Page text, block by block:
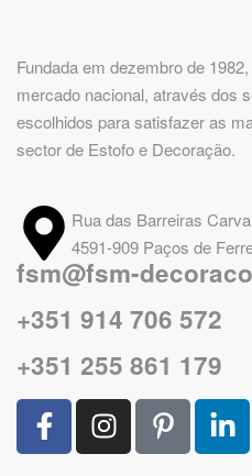
Fundada em dezembro de
mercado nacional, através dos
escolhidos para satisfazer as
sector de Estofo e Decoração.
Rua das Barreiras
4591-909 Paços de
fsm@fsm-
+351 914 706 572
+351 255 861 179